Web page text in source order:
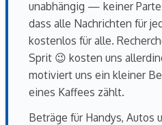
unabhängig — keiner
dass alle Nachrichten für
kostenlos für alle.
Sprit 😉 kosten uns
motiviert uns ein kleiner
eines Kaffees zählt.
Beträge für Handys, Autos